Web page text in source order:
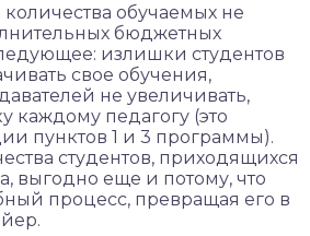
обучаемых не
бюджетных
излишки студентов
свое обучения,
не увеличивать,
каждому педагогу (это
пунктов 1 и 3 программы).
студентов, приходящихся
выгодно еще и потому, что
процесс, превращая его в